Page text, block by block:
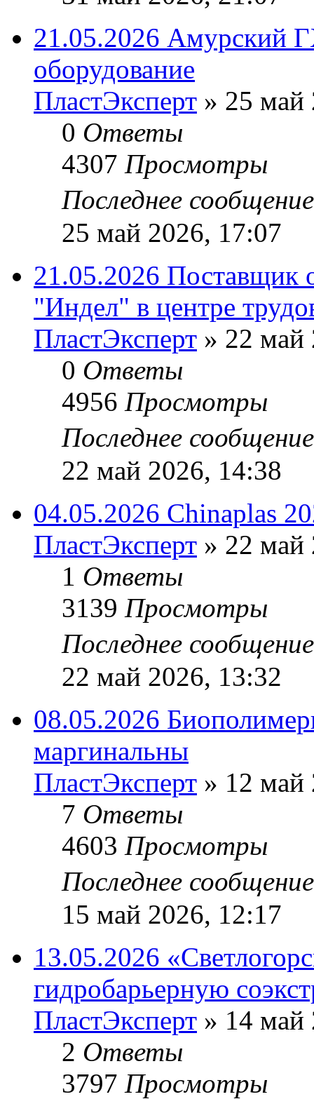
21.05.2026 Амурский
оборудование
ПластЭксперт » 25 май
0 Ответы
4307 Просмотры
Последнее
25 май 2026, 17:07
21.05.2026 Поставщик
"Индел" в центре
ПластЭксперт » 22 май
0 Ответы
4956 Просмотры
Последнее
22 май 2026, 14:38
04.05.2026 Chinaplas
ПластЭксперт » 22 май
1 Ответы
3139 Просмотры
Последнее
22 май 2026, 13:32
08.05.2026
маргинальны
ПластЭксперт » 12 май
7 Ответы
4603 Просмотры
Последнее
15 май 2026, 12:17
13.05.2026
гидробарьерную
ПластЭксперт » 14 май
2 Ответы
3797 Просмотры